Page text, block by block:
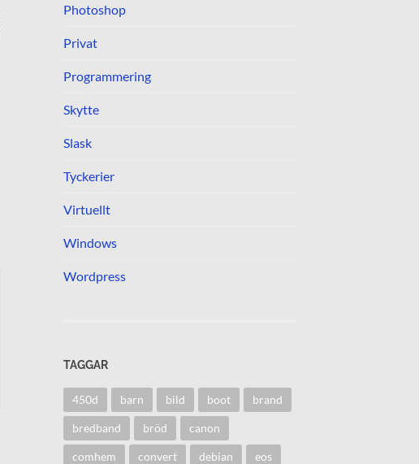
Photoshop
Privat
Programmering
Skytte
Slask
Tyckerier
Virtuellt
Windows
Wordpress
TAGGAR
450d barn bild boot brand
bredband bröd canon
comhem convert debian eos